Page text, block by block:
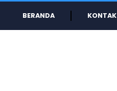
BERANDA KONTAK